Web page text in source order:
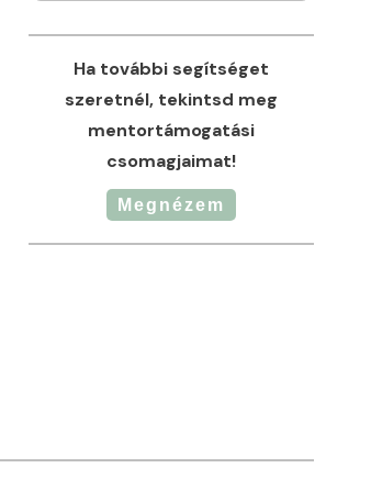
Ha további segítséget
szeretnél, tekintsd meg
mentortámogatási
csomagjaimat!
Megnézem